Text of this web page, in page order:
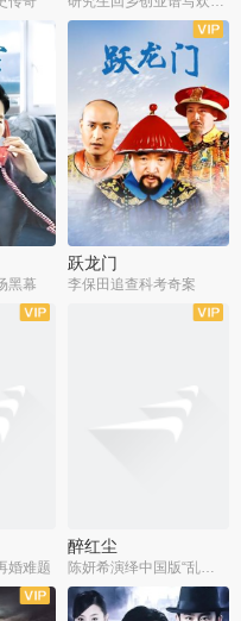
黑幕
全30集
跃龙门
李保田追查科考奇案
婚难题
醉红尘
陈妍希演绎中国版“乱世佳人”
全30集